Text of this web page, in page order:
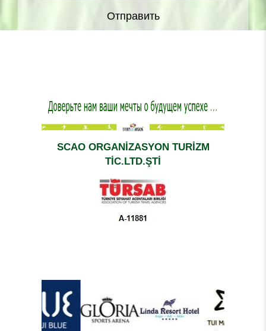
Отправить
SCAO ORGANİZASYON TURİZM
TİC.LTD.ŞTİ